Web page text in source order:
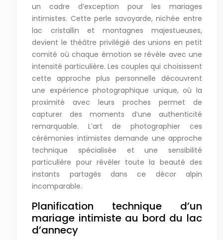
un cadre d’exception pour les mariages
intimistes. Cette perle savoyarde, nichée entre
lac cristallin et montagnes majestueuses,
devient le théâtre privilégié des unions en petit
comité où chaque émotion se révèle avec une
intensité particulière. Les couples qui choisissent
cette approche plus personnelle découvrent
une expérience photographique unique, où la
proximité avec leurs proches permet de
capturer des moments d’une authenticité
remarquable. L’art de photographier ces
cérémonies intimistes demande une approche
technique spécialisée et une sensibilité
particulière pour révéler toute la beauté des
instants partagés dans ce décor alpin
incomparable.
Planification technique d’un
mariage intimiste au bord du lac
d’annecy